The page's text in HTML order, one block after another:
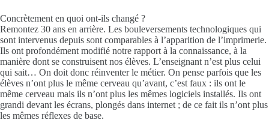
Concrètement en quoi ont-ils changé ?
Remontez 30 ans en arrière. Les bouleversements technologiques qui
sont intervenus depuis sont comparables à l’apparition de l’imprimerie.
Ils ont profondément modifié notre rapport à la connaissance, à la
manière dont se construisent nos élèves. L’enseignant n’est plus celui
qui sait… On doit donc réinventer le métier. On pense parfois que les
élèves n’ont plus le même cerveau qu’avant, c’est faux : ils ont le
même cerveau mais ils n’ont plus les mêmes logiciels installés. Ils ont
grandi devant les écrans, plongés dans internet ; de ce fait ils n’ont plus
les mêmes réflexes de base.